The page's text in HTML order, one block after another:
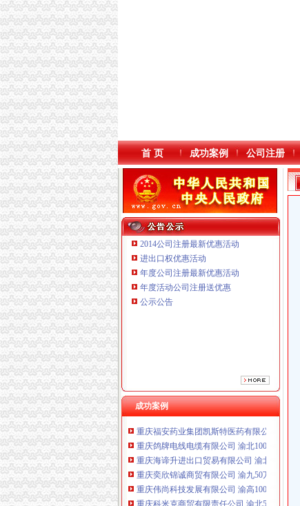
首 页 成功案例 公司注册
2014公司注册最新优惠活动
进出口权优惠活动
年度公司注册最新优惠活动
年度活动公司注册送优惠
公示公告
成功案例
重庆鸽牌电线电缆有限公司 渝北10010万 (进
重庆海谛升进出口贸易有限公司 渝北100万
重庆奕欣锦诚商贸有限公司 渝九50万 （工商
重庆伟尚科技发展有限公司 渝高100万 （工商
重庆科米克商贸有限责任公司 渝北50万 （工
重庆集氏科技有限公司 渝沙50万 （进出口权